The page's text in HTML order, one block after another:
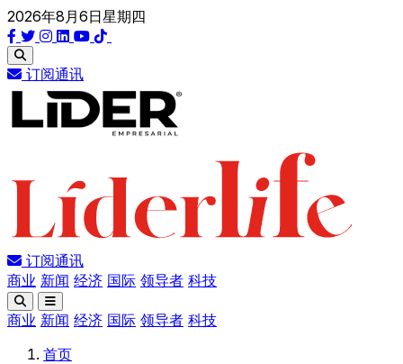
2026年8月6日星期四
订阅通讯
订阅通讯
商业 新闻 经济 国际 领导者 科技
商业 新闻 经济 国际 领导者 科技
首页